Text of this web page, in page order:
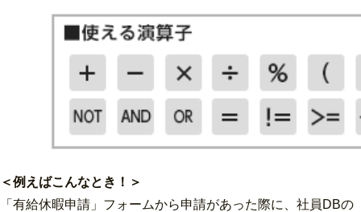
＜例えばこんなとき！＞
「有給休暇申請」フォームから申請があった際に、社員DB